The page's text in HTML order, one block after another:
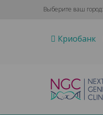
Выберите ваш город:
Криобанк